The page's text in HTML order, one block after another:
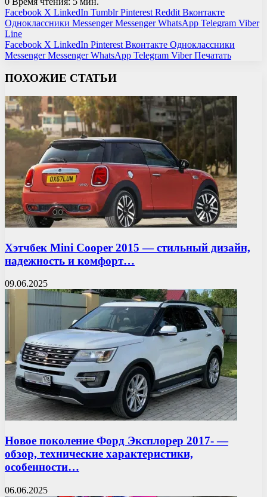
Facebook X LinkedIn Tumblr Pinterest Reddit Вконтакте
Одноклассники Messenger Messenger WhatsApp Telegram Viber
Line
Facebook X LinkedIn Pinterest Вконтакте Одноклассники
Messenger Messenger WhatsApp Telegram Viber Печатать
ПОХОЖИЕ СТАТЬИ
Хэтчбек Mini Cooper 2015 — стильный дизайн,
надежность и комфорт…
09.06.2025
Новое поколение Форд Эксплорер 2017- —
обзор, технические характеристики,
особенности…
06.06.2025